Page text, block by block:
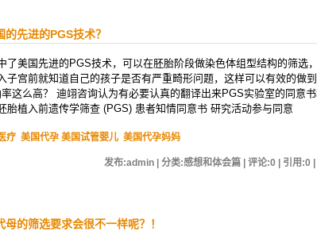
先进的PGS技术？
了美国先进的PGS技术，可以在胚胎阶段做染色体组型结构的筛选
子宫前就知道自己的孩子是否有严重畸形问题，这样可以有效的做
这么高？ 迪翊咨询认为有必要认真的翻译出来PGS实验室的同意
胎植入前遗传学筛查 (PGS) 患者知情同意书 研究活动参与同意
疗 美国代孕 美国试管婴儿 美国代孕妈妈
发布:admin | 分类:感想和体会篇 | 评论:0 | 引用:0 |
的筛选要求会很不一样呢？！